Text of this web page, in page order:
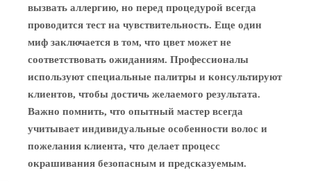
вызвать аллергию, но перед процедурой всегда
проводится тест на чувствительность. Еще один
миф заключается в том, что цвет может не
соответствовать ожиданиям. Профессионалы
используют специальные палитры и консультируют
клиентов, чтобы достичь желаемого результата.
Важно помнить, что опытный мастер всегда
учитывает индивидуальные особенности волос и
пожелания клиента, что делает процесс
окрашивания безопасным и предсказуемым.